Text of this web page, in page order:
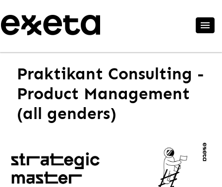
Praktikant Consulting -
Product Management
(all genders)